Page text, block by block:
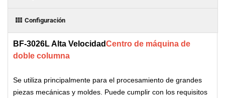
Configuración
BF-3026L Alta VelocidadCentro de máquina de
doble columna
Se utiliza principalmente para el procesamiento de grandes
piezas mecánicas y moldes. Puede cumplir con los requisitos